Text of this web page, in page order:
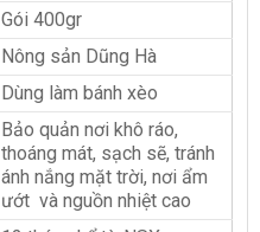
Gói 400gr
Nông sản Dũng Hà
Dùng làm bánh xèo
Bảo quản nơi khô ráo,
thoáng mát, sạch sẽ, tránh
ánh nắng mặt trời, nơi ẩm
ướt và nguồn nhiệt cao